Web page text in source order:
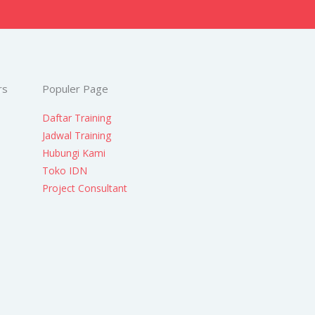
Populer Page
Daftar Training
Jadwal Training
Hubungi Kami
Toko IDN
Project Consultant